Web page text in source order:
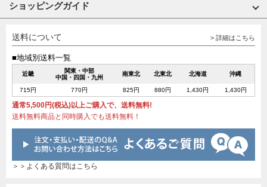
ショッピングガイド
送料について > 詳細はこちら
■地域別送料一覧
近畿
関東・中部
中国・四国・九州
南東北 北東北 北海道 沖縄
715円 770円 825円 880円 1,430円 1,430円
通常5,500円(税込)以上ご購入で、送料無料!
送料無料商品と同時購入でも送料無料！
＞＞よくある質問はこちら